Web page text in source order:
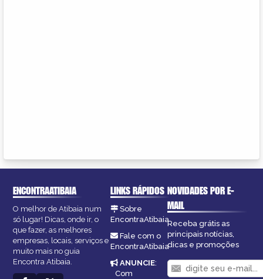
ENCONTRAATIBAIA
O melhor de Atibaia num
só lugar! Dicas, onde ir, o
que fazer, as melhores
empresas, locais, serviços e
muito mais no guia
Encontra Atibaia.
LINKS RÁPIDOS
Sobre
EncontraAtibaia
Fale com o
EncontraAtibaia
ANUNCIE:
Com
NOVIDADES POR E-
MAIL
Receba grátis as
principais notícias,
dicas e promoções